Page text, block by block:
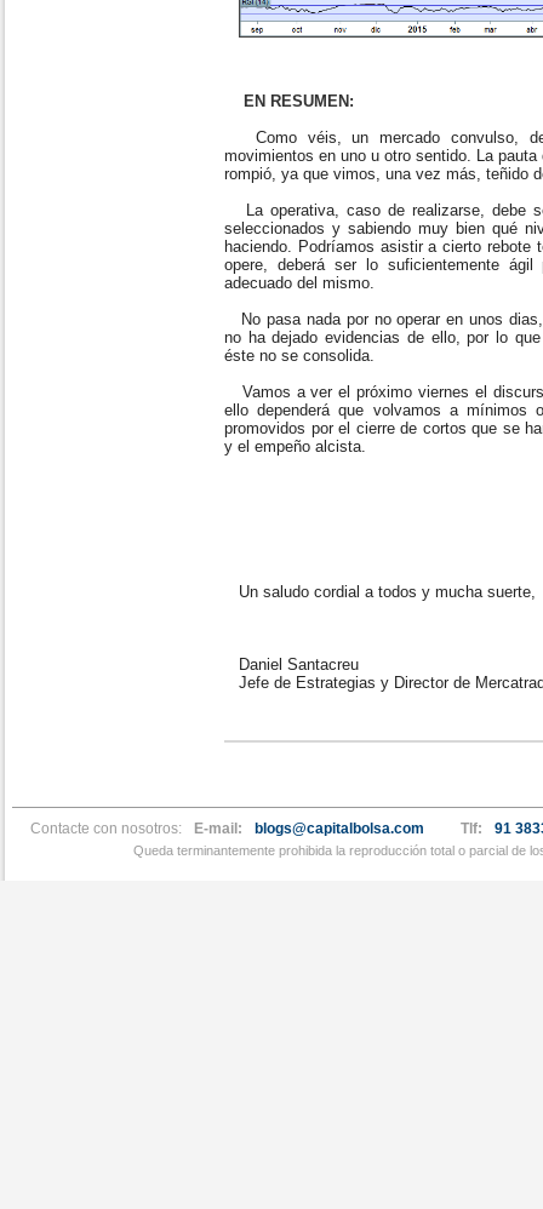
EN RESUMEN:
Como véis, un mercado convulso,
movimientos en uno u otro sentido. La
rompió, ya que vimos, una vez más, teñido
La operativa, caso de realizarse, debe
seleccionados y sabiendo muy bien qué
haciendo. Podríamos asistir a cierto rebote
opere, deberá ser lo suficientemente
adecuado del mismo.
No pasa nada por no operar en unos
no ha dejado evidencias de ello, por lo
éste no se consolida.
Vamos a ver el próximo viernes el
ello dependerá que volvamos a mínimos
promovidos por el cierre de cortos que se
y el empeño alcista.
Un saludo cordial a todos y mucha suerte,
Daniel Santacreu
Jefe de Estrategias y Director de
Contacte con nosotros: E-mail: blogs@capitalbolsa.com Tlf: 91
Queda terminantemente prohibida la reproducción total o parcial de